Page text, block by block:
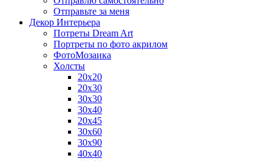
Отправьте за меня
Декор Интерьера
Потреты Dream Art
Портреты по фото акрилом
ФотоМозаика
Холсты
20х20
20х30
30х30
30х40
20х45
30х60
30х90
40х40